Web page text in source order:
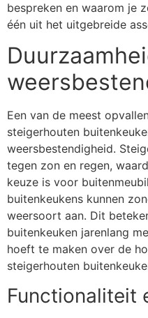
bespreken en waarom je
één uit het uitgebreide
Een van de meest
steigerhouten
weersbestendigheid.
tegen zon en regen,
keuze is voor
buitenkeukens kunnen
weersoort aan. Dit
buitenkeuken jarenlang
hoeft te maken over de
steigerhouten
Functionaliteit